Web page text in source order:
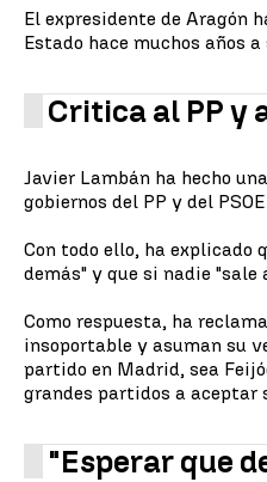
El expresidente de Aragón
Estado hace muchos años
Critica al PP y
Javier Lambán ha hecho
gobiernos del PP y del
Con todo ello, ha explicado
demás" y que si nadie "sale
Como respuesta, ha
insoportable y asuman su
partido en Madrid, sea
grandes partidos a aceptar
"Esperar que